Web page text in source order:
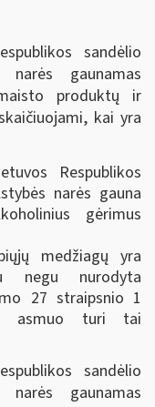
sandėlio
gaunamas
produktų ir
kai yra
Respublikos
narės gauna
gėrimus
medžiagų yra
negu nurodyta
27 straipsnio 1
asmuo turi tai
sandėlio
gaunamas